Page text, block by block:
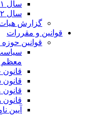
سال ۱۴۰۱
سال ۱۴۰۲
گزارش
قوانین و مقررات
قوانین
معظم
قانون
قانون
آیین